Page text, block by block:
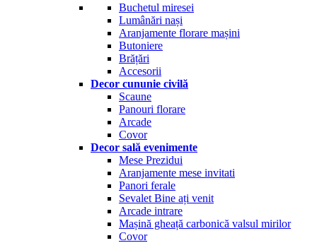
Buchetul miresei
Lumânări nași
Aranjamente florare mașini
Butoniere
Brățări
Accesorii
Decor cununie civilă
Scaune
Panouri florare
Arcade
Covor
Decor sală evenimente
Mese Prezidui
Aranjamente mese invitati
Panori ferale
Sevalet Bine ați venit
Arcade intrare
Mașină gheață carbonică valsul mirilor
Covor